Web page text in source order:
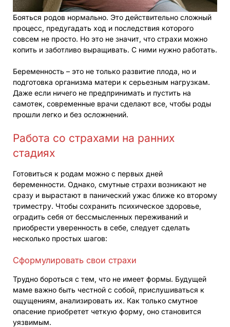
Бояться родов нормально. Это действительно сложный
процесс, предугадать ход и последствия которого
совсем не просто. Но это не значит, что страхи можно
копить и заботливо выращивать. С ними нужно работать.
Беременность – это не только развитие плода, но и
подготовка организма матери к серьезным нагрузкам.
Даже если ничего не предпринимать и пустить на
самотек, современные врачи сделают все, чтобы роды
прошли легко и без осложнений.
Работа со страхами на ранних
стадиях
Готовиться к родам можно с первых дней
беременности. Однако, смутные страхи возникают не
сразу и вырастают в панический ужас ближе ко второму
триместру. Чтобы сохранить психическое здоровье,
оградить себя от бессмысленных переживаний и
приобрести уверенность в себе, следует сделать
несколько простых шагов:
Сформулировать свои страхи
Трудно бороться с тем, что не имеет формы. Будущей
маме важно быть честной с собой, прислушиваться к
ощущениям, анализировать их. Как только смутное
опасение приобретет четкую форму, оно становится
уязвимым.